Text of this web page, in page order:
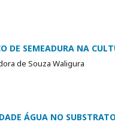
DE SEMEADURA NA
de Souza Waligura
ÁGUA NO